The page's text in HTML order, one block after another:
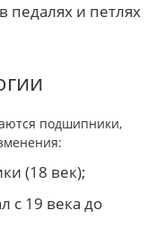
педалях и петлях
подшипники,
(18 век);
с 19 века до